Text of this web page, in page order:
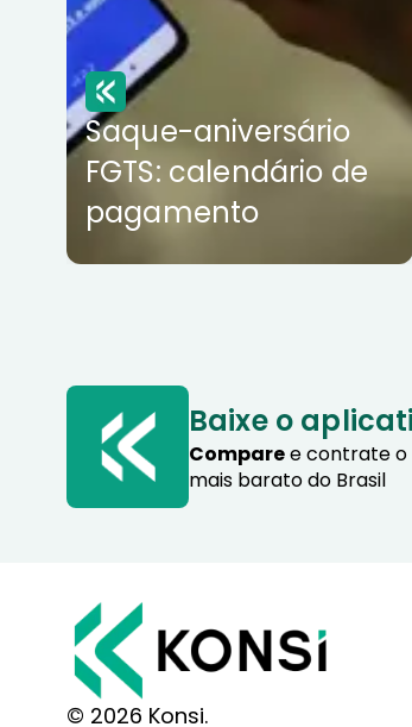
Saque-aniversário
FGTS: calendário de
pagamento
Baixe o
Comparee contrate o
mais barato do Brasil
© 2026 Konsi.